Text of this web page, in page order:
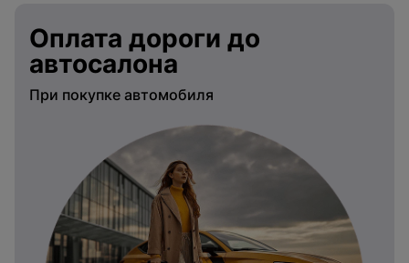
Оплата дороги до
автосалона
При покупке автомобиля